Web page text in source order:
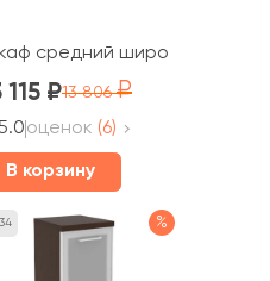
Ялта / Yalta
средний широкий (2
115 13 806
оценок (6)
В корзину
%